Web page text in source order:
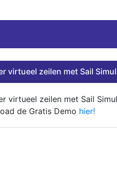
virtueel zeilen met Sail
virtueel zeilen met Sail
de Gratis Demo hier!